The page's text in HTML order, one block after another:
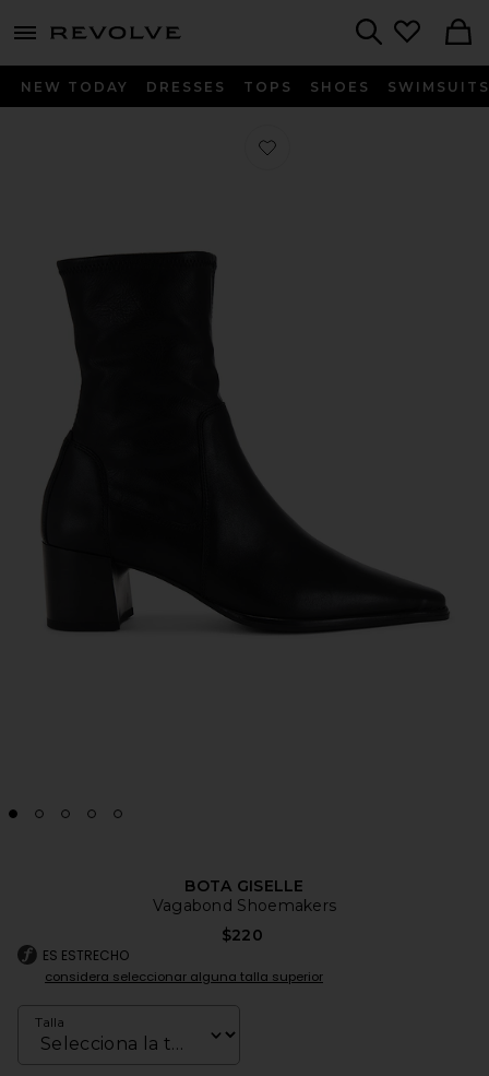
menu - shows more content
NEW TODAY DRESSES TOPS SHOES SWIMSUITS
Favorito BOTA GISELLE
BOTA GISELLE
Vagabond Shoemakers
$220
ES ESTRECHO
considera seleccionar alguna talla superior
Talla